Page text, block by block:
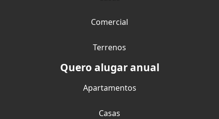
Comercial
Terrenos
Quero alugar anual
Apartamentos
Casas